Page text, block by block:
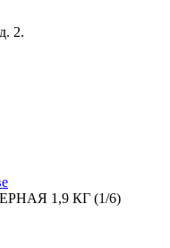
2.
1,9 КГ (1/6)